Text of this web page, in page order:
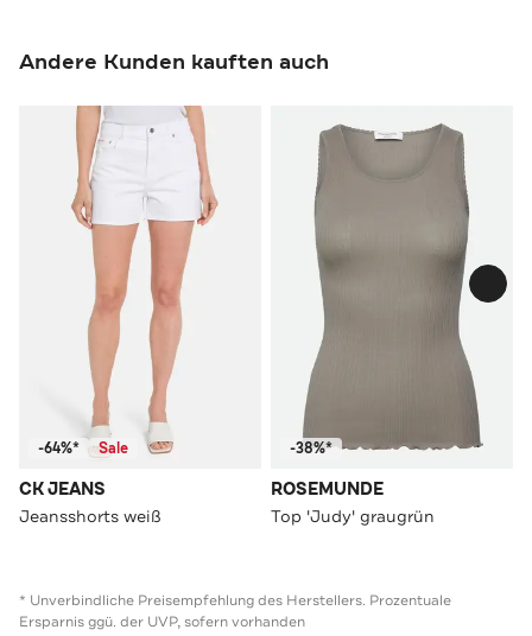
Andere Kunden kauften auch
-64%* Sale
CK JEANS
Jeansshorts weiß
-38%*
ROSEMUNDE
Top 'Judy' graugrün
* Unverbindliche Preisempfehlung des Herstellers. Prozentuale
Ersparnis ggü. der UVP, sofern vorhanden